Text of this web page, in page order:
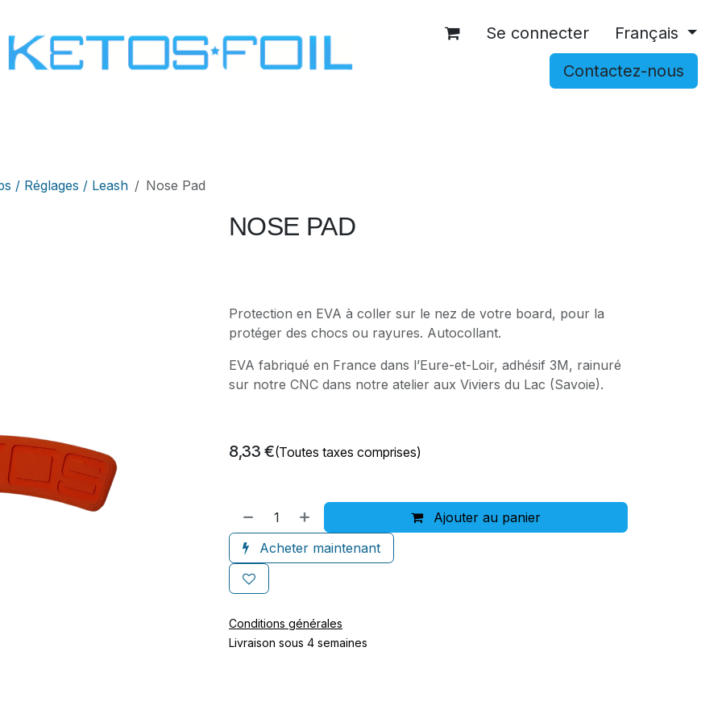
Se connecter
Français
Contactez-nous
/ Réglages / Leash Nose Pad
NOSE PAD
Protection en EVA à coller sur le nez de votre board, pour la
protéger des chocs ou rayures. Autocollant.
EVA fabriqué en France dans l’Eure-et-Loir, adhésif 3M, rainuré
sur notre CNC dans notre atelier aux Viviers du Lac (Savoie).
8,33 €(Toutes taxes comprises)
Ajouter au panier
Acheter maintenant
Conditions générales
Livraison sous 4 semaines